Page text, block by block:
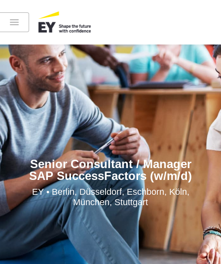
Instagram
LinkedIn
YouTube
Höre in die EY-Welt rein
EY Careers Spotlight
der Karriere-Podcast
Senior Consultant / Manager
SAP SuccessFactors (w/m/d)
EY • Berlin, Düsseldorf, Eschborn, Köln,
München, Stuttgart